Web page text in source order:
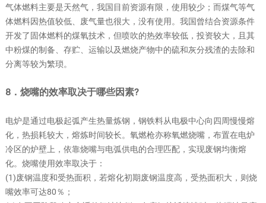
气体燃料主要是天然气，我国目前资源有限，使用较少；而煤气等气
体燃料因热值较低、废气量也很大，没有使用。我国曾结合资源条件
开发了固体燃料的煤氧技术，但喷吹的热效率较低，投资较大，且其
中粉煤的制备、存贮、运输以及燃烧产物中的硫和灰分残渣的去除和
分离等较为繁琐。
8．烧嘴的效率取决于哪些因素?
电炉是通过电极起弧产生热量炼钢，钢铁料从电极中心向四周慢慢熔
化，热损耗较大，熔炼时间较长。氧燃枪亦称氧燃烧嘴，布置在电炉
冷区的炉壁上，依靠烧嘴与电弧供电的合理匹配，实现废钢均衡熔
化。烧嘴使用效率取决于：
(1)废钢温度和受热面积，若熔化初期废钢温度高，受热面积大，则烧
嘴效率可达80％；